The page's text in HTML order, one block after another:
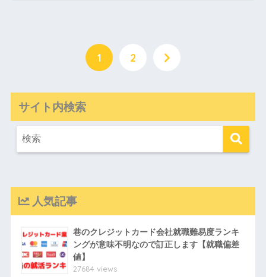
1 2
サイト内検索
人気記事
巷のクレジットカード会社就職難易度ランキ
ングが意味不明なので訂正します【就職偏差
値】
27684 views